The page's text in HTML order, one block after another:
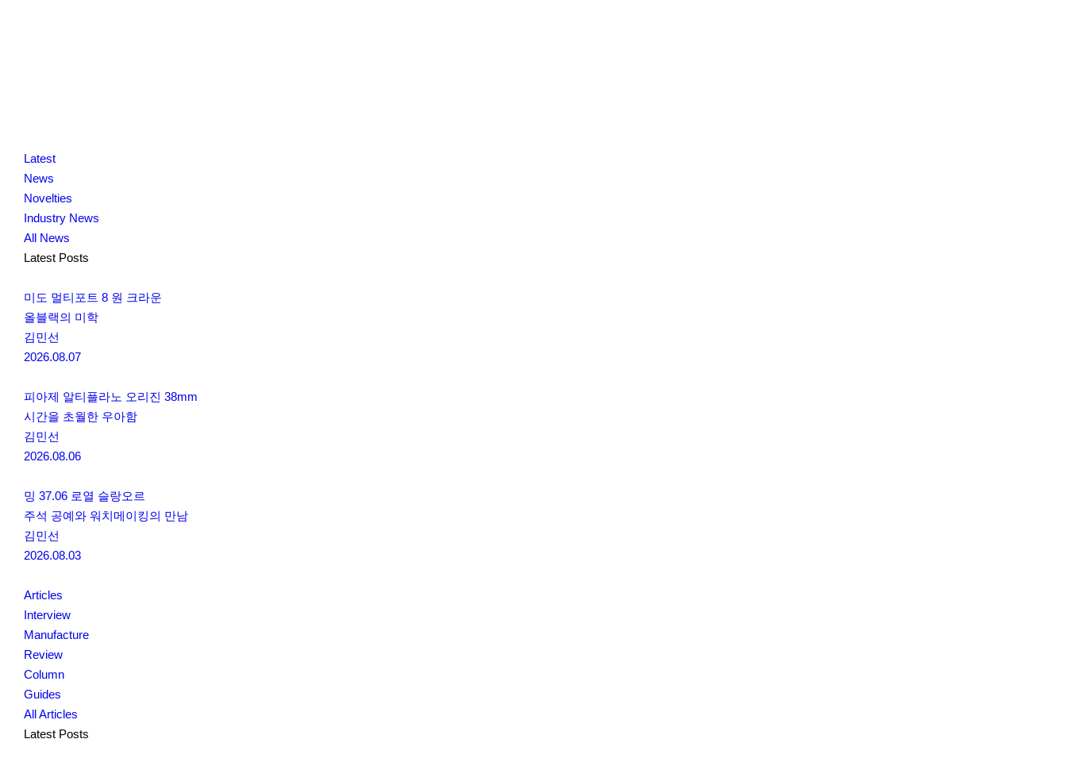
K
L
O
C
C
A
닫
기
K
L
O
C
C
A
Latest
News
Novelties
Industry News
All News
Latest Posts
미도 멀티포트 8 원 크라운
올블랙의 미학
김민선
2026.08.07
피아제 알티플라노 오리진 38mm
시간을 초월한 우아함
김민선
2026.08.06
밍 37.06 로열 슬랑오르
주석 공예와 워치메이킹의 만남
김민선
2026.08.03
Articles
Interview
Manufacture
Review
Column
Guides
All Articles
Latest Posts